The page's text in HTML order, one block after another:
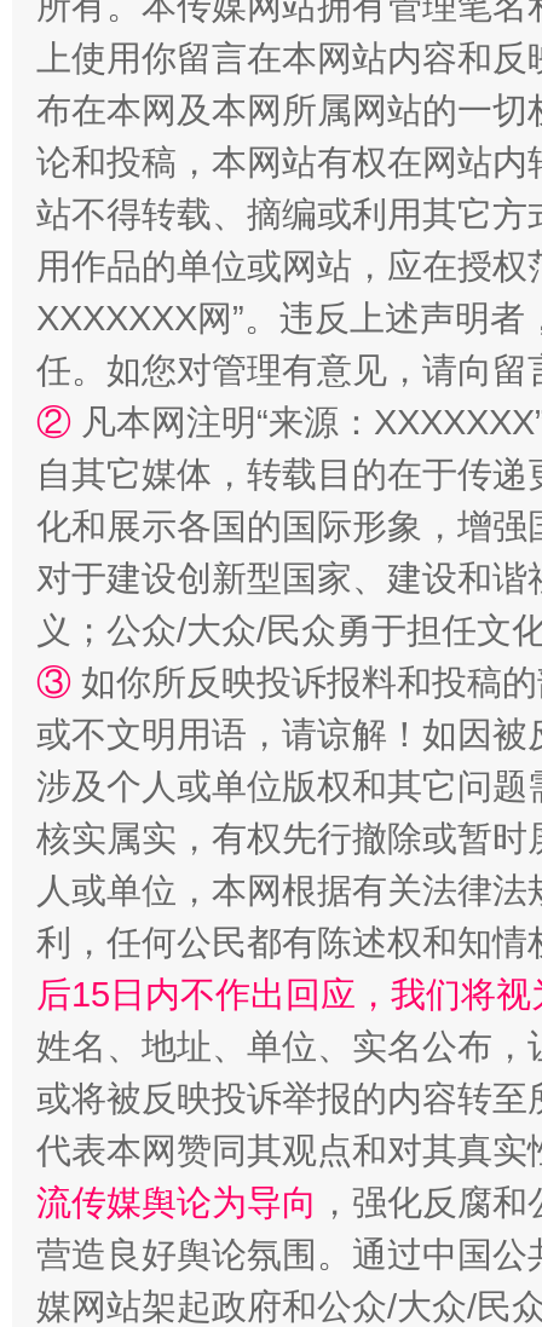
漫山遍野的桃花与雪山、麦地、白藏房 除
网上购药对药下症？
上使用你留言在本网站内容和
布在本网及本网所属网站的一
论和投稿，本网站有权在网站
站不得转载、摘编或利用其它
用作品的单位或网站，应在授
XXXXXXX网”。违反上述声明
任。如您对管理有意见，请向
② 凡本网注明“来源：
自其它媒体，转载目的在于传
化和展示各国的国际形象，增
对于建设创新型国家、建设和
义；公众/大众/民众勇于担任文
③ 如你所反映投诉报料和投稿
或不文明用语，请谅解！如因
涉及个人或单位版权和其它问题
核实属实，有权先行撤除或暂
人或单位，本网根据有关法律
利，任何公民都有陈述权和知情
后15日内不作出回应，我们将
姓名、地址、单位、实名公布
或将被反映投诉举报的内容转
代表本网赞同其观点和对其真实
流传媒舆论为导向 ，强化反腐
营造良好舆论氛围。通过中国
媒网站架起政府和公众/大众/民